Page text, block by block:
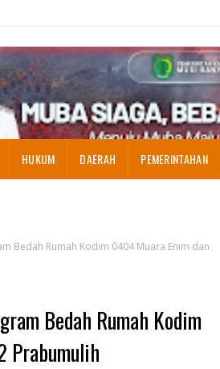
HUKUM DAERAH PEMERINTAHAN
Bedah Rumah Kodim 0404 Muara Enim dan
Bedah Rumah Kodim
Prabumulih